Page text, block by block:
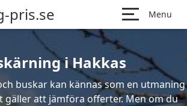
pris.se Menu
i Hakkas
buskar kan kännas som en utmaning
gäller att jämföra offerter. Men om du